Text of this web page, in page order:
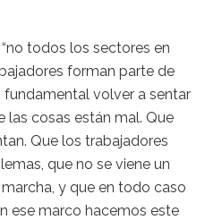
todos los sectores en
forman parte de
volver a sentar
las cosas están mal. Que
Que los trabajadores
que no se viene un
y que en todo caso
ese marco hacemos este